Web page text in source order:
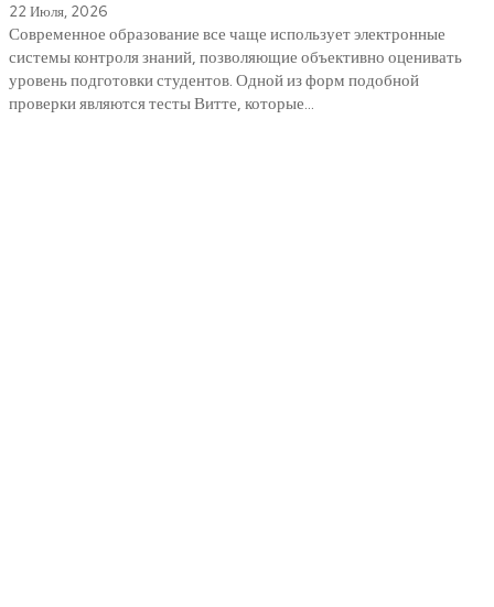
22 Июля, 2026
Современное образование все чаще использует электронные
системы контроля знаний, позволяющие объективно оценивать
уровень подготовки студентов. Одной из форм подобной
проверки являются тесты Витте, которые...